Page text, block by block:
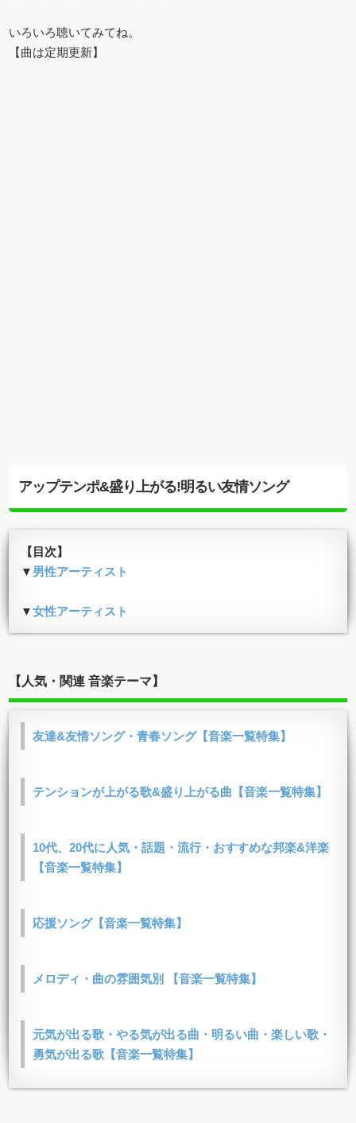
いろいろ聴いてみてね。
【曲は定期更新】
アップテンポ&盛り上がる!明るい友情ソング
【目次】
▼ 男性アーティスト
▼女性アーティスト
【人気・関連 音楽テーマ】
友達&友情ソング・青春ソング【音楽一覧特集】
テンションが上がる歌&盛り上がる曲【音楽一覧特集】
10代、20代に人気・話題・流行・おすすめな邦楽&洋楽
【音楽一覧特集】
応援ソング【音楽一覧特集】
メロディ・曲の雰囲気別 【音楽一覧特集】
元気が出る歌・やる気が出る曲・明るい曲・楽しい歌・
勇気が出る歌【音楽一覧特集】